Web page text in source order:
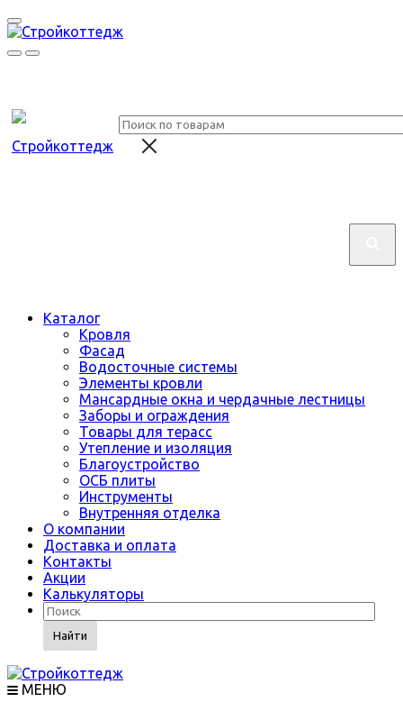
Каталог
Кровля
Фасад
Водосточные системы
Элементы кровли
Мансардные окна и чердачные лестницы
Заборы и ограждения
Товары для терасс
Утепление и изоляция
Благоустройство
ОСБ плиты
Инструменты
Внутренняя отделка
О компании
Доставка и оплата
Контакты
Акции
Калькуляторы
Найти
МЕНЮ